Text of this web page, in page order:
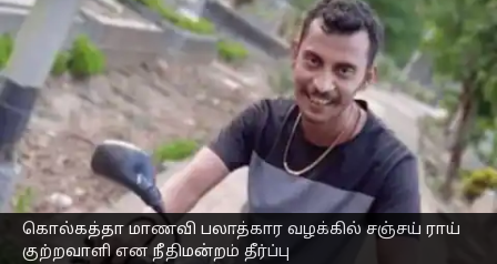
கொல்கத்தா மாணவி பலாத்கார வழக்கில் சஞ்சய் ராய்
குற்றவாளி என நீதிமன்றம் தீர்ப்பு
கொல்கத்தா மாணவி
பலாத்கார வழக்கில்
சஞ்சய் ராய் குற்றவாளி
என நீதிமன்றம் தீர்ப்பு;
தண்டனை விபரங்கள்
எப்போது?
எழுதியவர் Sekar Chinnappan Jan 18, 2025 02:49 pm